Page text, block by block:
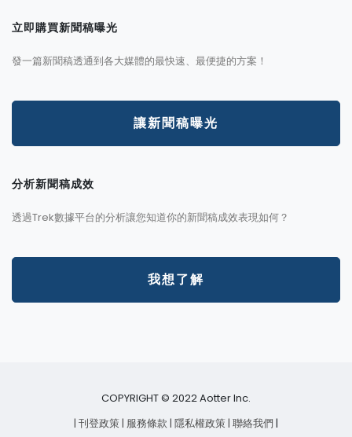
立即購買新聞稿曝光
發一篇新聞稿透通到各大媒體的最快速、最便捷的方案！
讓新聞稿曝光
分析新聞稿成效
透過Trek數據平台的分析讓您知道你的新聞稿成效表現如何？
我想了解
COPYRIGHT © 2022 Aotter Inc.
| 刊登政策| 服務條款 | 隱私權政策| 聯絡我們 |